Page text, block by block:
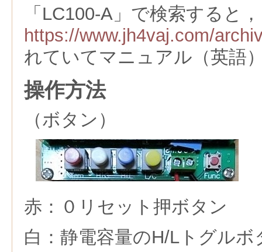
「LC100-A」で検索すると，
https://www.jh4vaj.com/
れていてマニュアル（英語
操作方法
（ボタン）
赤：０リセット押ボタン
白：静電容量のH/Lトグルボ